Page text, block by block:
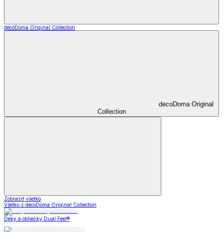
decoDoma Original Collection
decoDoma Original
Collection
Zobraziť všetko
Všetko z decoDoma Original Collection
Deky a obliečky Dual Feel®